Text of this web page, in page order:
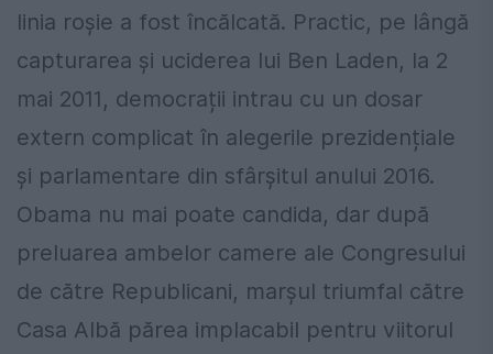
linia roșie a fost încălcată. Practic, pe lângă
capturarea și uciderea lui Ben Laden, la 2
mai 2011, democrații intrau cu un dosar
extern complicat în alegerile prezidențiale
și parlamentare din sfârșitul anului 2016.
Obama nu mai poate candida, dar după
preluarea ambelor camere ale Congresului
de către Republicani, marșul triumfal către
Casa Albă părea implacabil pentru viitorul